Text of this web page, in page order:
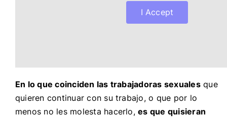
I Accept
En lo que coinciden las trabajadoras sexualesque
quieren continuar con su trabajo, o que por lo
menos no les molesta hacerlo,es que quisieran